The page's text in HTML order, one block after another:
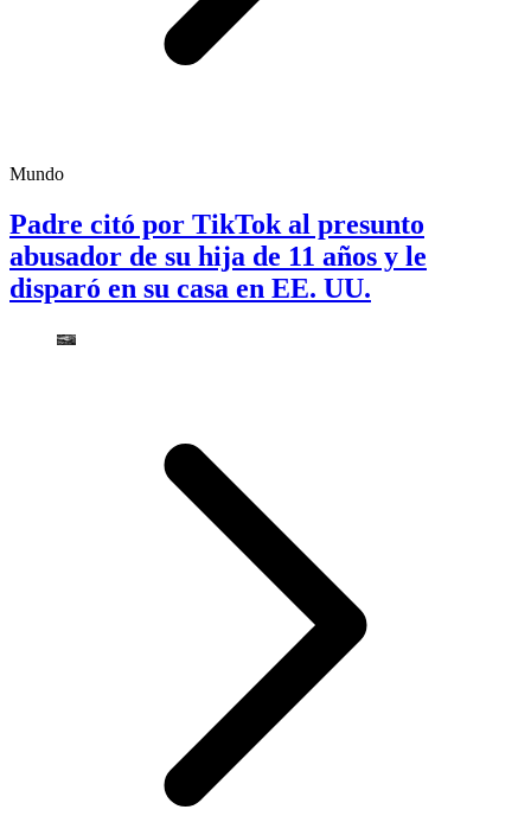
Mundo
Padre citó por TikTok al presunto
abusador de su hija de 11 años y le
disparó en su casa en EE. UU.